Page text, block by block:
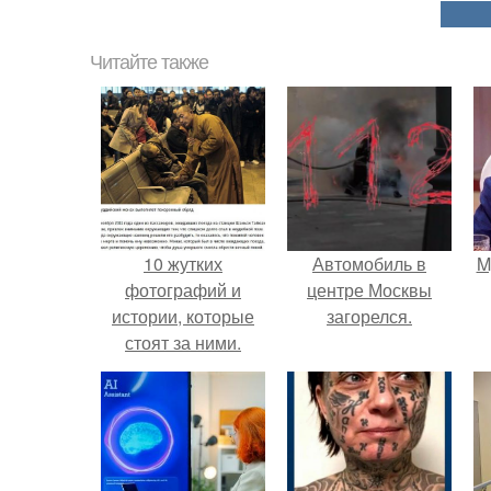
Читайте также
10 жутких
фотографий и
истории, которые
стоят за ними.
Автомобиль в
центре Москвы
загорелся.